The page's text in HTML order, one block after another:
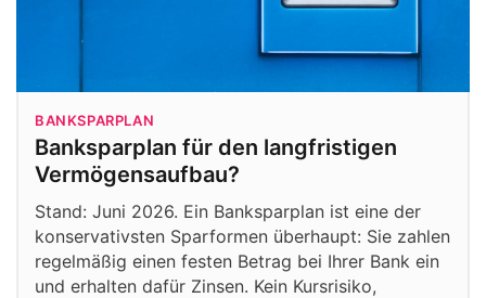
BANKSPARPLAN
Banksparplan für den langfristigen
Vermögensaufbau?
Stand: Juni 2026. Ein Banksparplan ist eine der
konservativsten Sparformen überhaupt: Sie zahlen
regelmäßig einen festen Betrag bei Ihrer Bank ein
und erhalten dafür Zinsen. Kein Kursrisiko,